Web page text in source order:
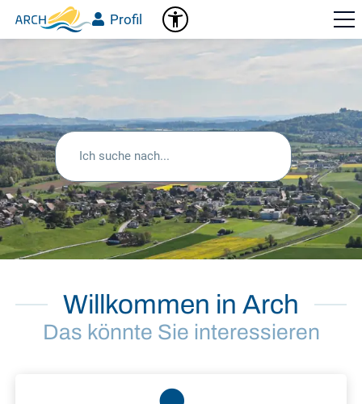
Profil
Suchen
Willkommen in Arch
Das könnte Sie interessieren